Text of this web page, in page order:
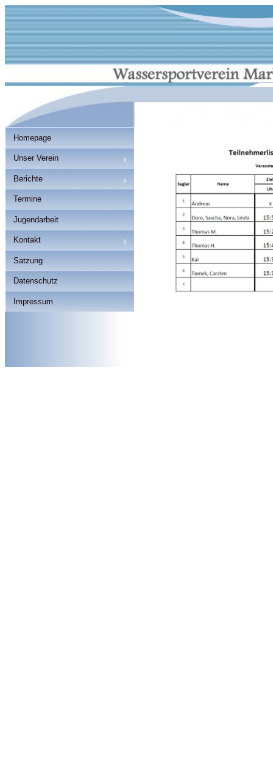
Homepage
Unser Verein
Berichte
Termine
Jugendarbeit
Kontakt
Satzung
Datenschutz
Impressum